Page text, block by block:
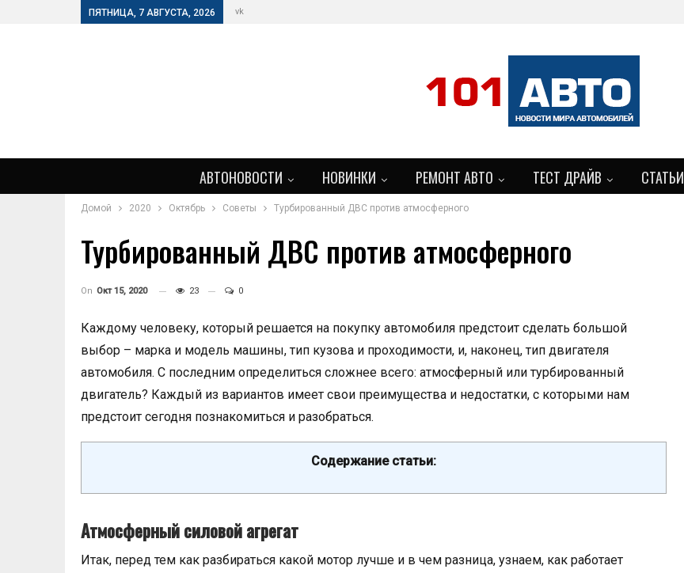
ПЯТНИЦА, 7 АВГУСТА, 2026 vk
АВТОНОВОСТИ НОВИНКИ РЕМОНТ АВТО ТЕСТ ДРАЙВ СТАТЬИ
Домой 2020 Октябрь Советы Турбированный ДВС против атмосферного
Турбированный ДВС против атмосферного
On Окт 15, 2020 23 0
Каждому человеку, который решается на покупку автомобиля предстоит сделать большой
выбор – марка и модель машины, тип кузова и проходимости, и, наконец, тип двигателя
автомобиля. С последним определиться сложнее всего: атмосферный или турбированный
двигатель? Каждый из вариантов имеет свои преимущества и недостатки, с которыми нам
предстоит сегодня познакомиться и разобраться.
Содержание статьи:
Атмосферный силовой агрегат
Итак, перед тем как разбираться какой мотор лучше и в чем разница, узнаем, как работает